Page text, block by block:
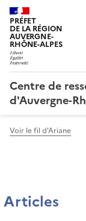
PRÉFET
DE LA RÉGION
AUVERGNE-
RHÔNE-ALPES
Centre de
d'Auvergne-
Voir le fil d'Ariane
Articles